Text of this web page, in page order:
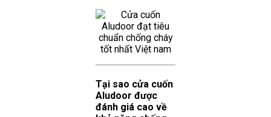
Tại sao cửa cuốn
Aludoor được
đánh giá cao về